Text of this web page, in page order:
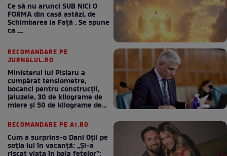
Ce să nu arunci SUB NICI O
FORMA din casă astăzi, de
Schimbarea la Față . Se spune
ca ....
RECOMANDARE PE
JURNALUL.RO
Ministerul lui Pîslaru a
cumpărat tensiometre,
bocanci pentru construcții,
jaluzele, 30 de kilograme de
miere și 50 de kilograme de
RECOMANDARE PE A1.RO
Cum a surprins-o Dani Oțil pe
soția lui în vacanță: „Și-a